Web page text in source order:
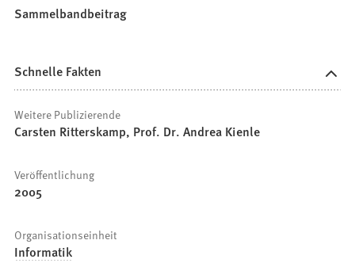
Sammelbandbeitrag
Schnelle Fakten
Weitere Publizierende
Carsten Ritterskamp, Prof. Dr. Andrea Kienle
Veröffentlichung
2005
Organisationseinheit
Informatik